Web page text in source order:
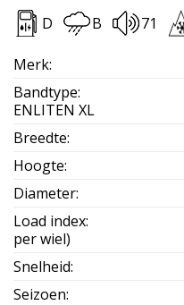
D B 71
Merk:
Bandtype:
ENLITEN XL
Breedte:
Hoogte:
Diameter:
Load index:
per wiel)
Snelheid:
Seizoen: